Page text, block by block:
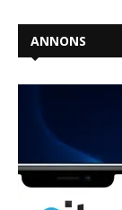
ANNONS